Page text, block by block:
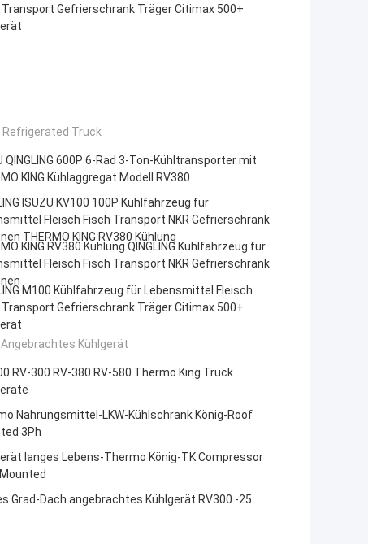
Transport Gefrierschrank Träger Citimax 500+
Refrigerated Truck
QINGLING 600P 6-Rad 3-Ton-Kühltransporter mit
KING Kühlaggregat Modell RV380
ISUZU KV100 100P Kühlfahrzeug für
Fleisch Fisch Transport NKR Gefrierschrank
THERMO KING RV380 Kühlung
KING RV380 Kühlung QINGLING Kühlfahrzeug für
Fleisch Fisch Transport NKR Gefrierschrank
M100 Kühlfahrzeug für Lebensmittel Fleisch
Transport Gefrierschrank Träger Citimax 500+
Angebrachtes Kühlgerät
RV-300 RV-380 RV-580 Thermo King Truck
Nahrungsmittel-LKW-Kühlschrank König-Roof
3Ph
langes Lebens-Thermo König-TK Compressor
Grad-Dach angebrachtes Kühlgerät RV300 -25